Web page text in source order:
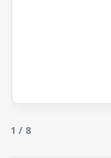
1 / 8